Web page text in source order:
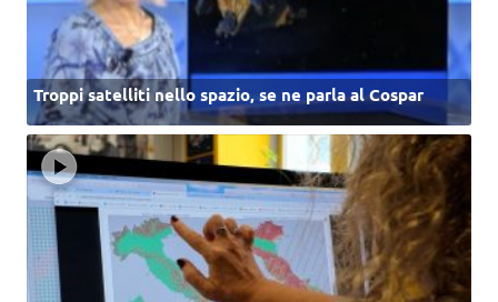
Troppi satelliti nello spazio, se ne parla al Cospar